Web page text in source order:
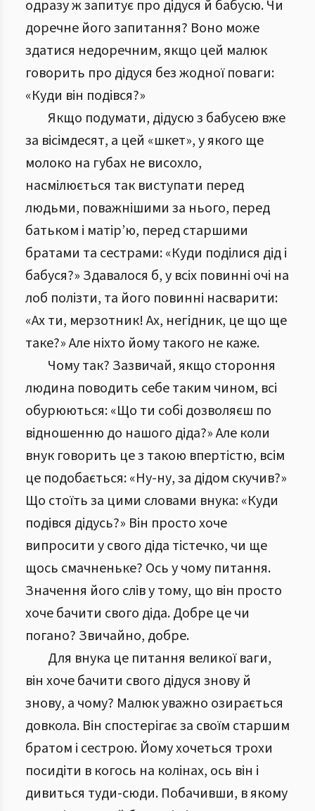
одразу ж запитує про дідуся й бабусю. Чи
доречне його запитання? Воно може
здатися недоречним, якщо цей малюк
говорить про дідуся без жодної поваги:
«Куди він подівся?»
Якщо подумати, дідусю з бабусею вже
за вісімдесят, а цей «шкет», у якого ще
молоко на губах не висохло,
насмілюється так виступати перед
людьми, поважнішими за нього, перед
батьком і матір’ю, перед старшими
братами та сестрами: «Куди поділися дід і
бабуся?» Здавалося б, у всіх повинні очі на
лоб полізти, та його повинні насварити:
«Ах ти, мерзотник! Ах, негідник, це що ще
таке?» Але ніхто йому такого не каже.
Чому так? Зазвичай, якщо стороння
людина поводить себе таким чином, всі
обурюються: «Що ти собі дозволяєш по
відношенню до нашого діда?» Але коли
внук говорить це з такою впертістю, всім
це подобається: «Ну-ну, за дідом скучив?»
Що стоїть за цими словами внука: «Куди
подівся дідусь?» Він просто хоче
випросити у свого діда тістечко, чи ще
щось смачненьке? Ось у чому питання.
Значення його слів у тому, що він просто
хоче бачити свого діда. Добре це чи
погано? Звичайно, добре.
Для внука це питання великої ваги,
він хоче бачити свого дідуся знову й
знову, а чому? Малюк уважно озирається
довкола. Він спостерігає за своїм старшим
братом і сестрою. Йому хочеться трохи
посидіти в когось на колінах, ось він і
дивиться туди-сюди. Побачивши, в якому